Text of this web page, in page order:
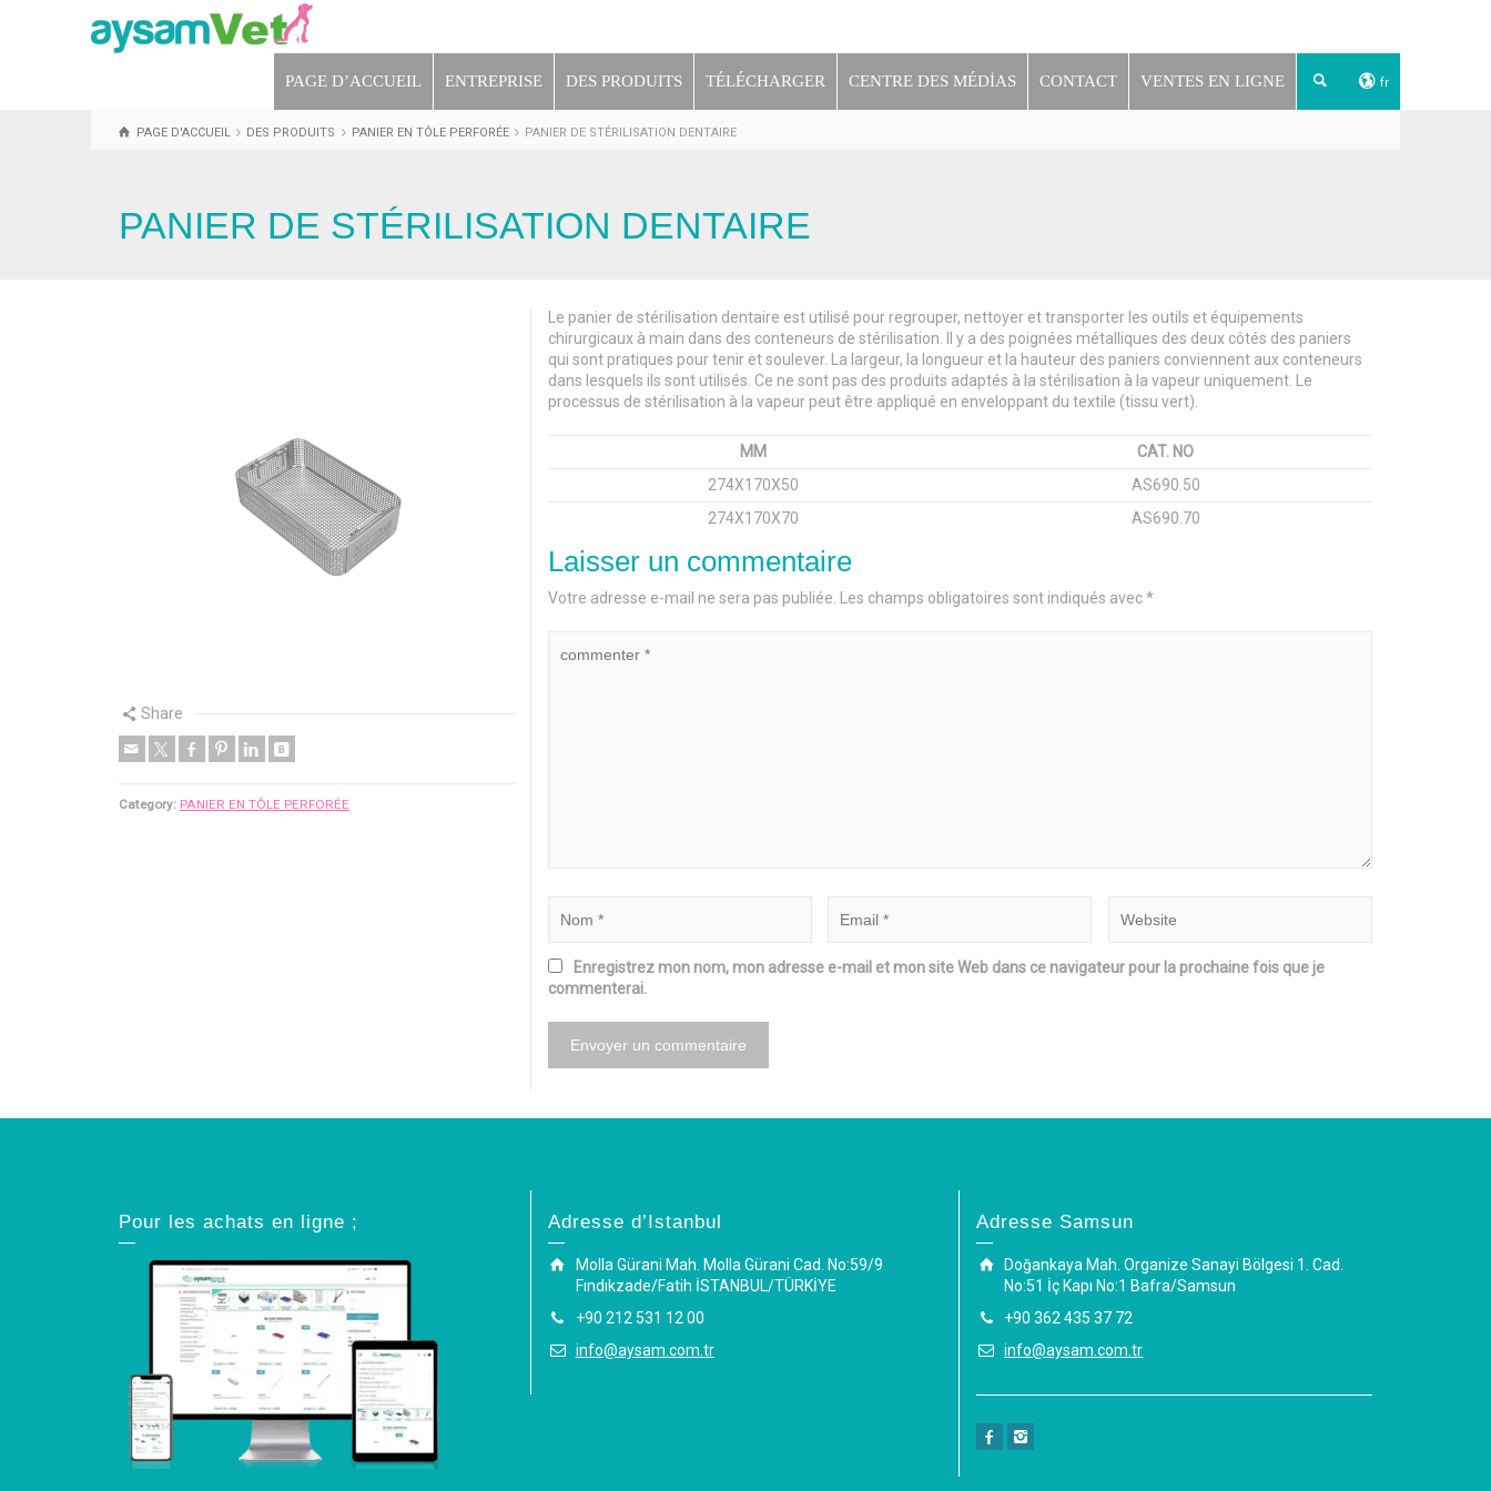
PAGE D’ACCUEIL ENTREPRISE DES PRODUITS TÉLÉCHARGER CENTRE DES MÉDİAS CONTACT VENTES EN LIGNE fr
PAGE D'ACCUEIL DES PRODUITS PANIER EN TÔLE PERFORÉE PANIER DE STÉRILISATION DENTAIRE
PANIER DE STÉRILISATION DENTAIRE
Share
Category: PANIER EN TÔLE PERFORÉE
Le panier de stérilisation dentaire est utilisé pour regrouper, nettoyer et transporter les outils et équipements
chirurgicaux à main dans des conteneurs de stérilisation. Il y a des poignées métalliques des deux côtés des paniers
qui sont pratiques pour tenir et soulever. La largeur, la longueur et la hauteur des paniers conviennent aux conteneurs
dans lesquels ils sont utilisés. Ce ne sont pas des produits adaptés à la stérilisation à la vapeur uniquement. Le
processus de stérilisation à la vapeur peut être appliqué en enveloppant du textile (tissu vert).
MM
CAT. NO
274X170X50
AS690.50
274X170X70
AS690.70
Laisser un commentaire
Votre adresse e-mail ne sera pas publiée. Les champs obligatoires sont indiqués avec*
Enregistrez mon nom, mon adresse e-mail et mon site Web dans ce navigateur pour la prochaine fois que je
commenterai.
Pour les achats en ligne ; Adresse d’Istanbul
Molla Gürani Mah. Molla Gürani Cad. No:59/9
Fındıkzade/Fatih İSTANBUL/TÜRKİYE
+90 212 531 12 00
info@aysam.com.tr
Adresse Samsun
Doğankaya Mah. Organize Sanayi Bölgesi 1. Cad.
No:51 İç Kapı No:1 Bafra/Samsun
+90 362 435 37 72
info@aysam.com.tr